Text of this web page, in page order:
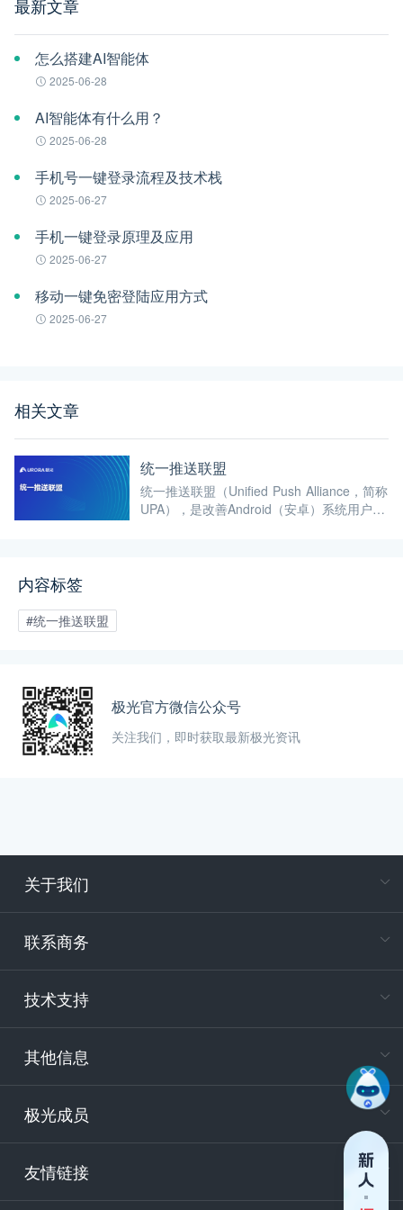
最新文章
怎么搭建AI智能体
2025-06-28
AI智能体有什么用？
2025-06-28
手机号一键登录流程及技术栈
2025-06-27
手机一键登录原理及应用
2025-06-27
移动一键免密登陆应用方式
2025-06-27
相关文章
统一推送联盟
统一推送联盟（Unified Push Alliance，简称
UPA），是改善Android（安卓）系统用户推
内容标签
#统一推送联盟
极光官方微信公众号
关注我们，即时获取最新极光资讯
关于我们
联系商务
技术支持
其他信息
极光成员
友情链接
电
400-
技
安